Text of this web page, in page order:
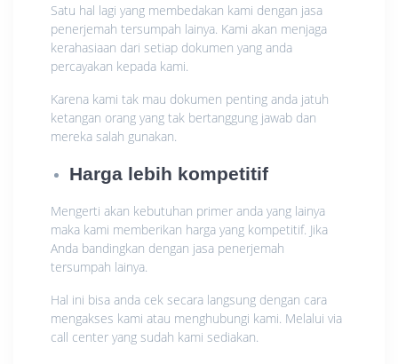
Satu hal lagi yang membedakan kami dengan jasa
penerjemah tersumpah lainya. Kami akan menjaga
kerahasiaan dari setiap dokumen yang anda
percayakan kepada kami.
Karena kami tak mau dokumen penting anda jatuh
ketangan orang yang tak bertanggung jawab dan
mereka salah gunakan.
Harga lebih kompetitif
Mengerti akan kebutuhan primer anda yang lainya
maka kami memberikan harga yang kompetitif. Jika
Anda bandingkan dengan jasa penerjemah
tersumpah lainya.
Hal ini bisa anda cek secara langsung dengan cara
mengakses kami atau menghubungi kami. Melalui via
call center yang sudah kami sediakan.